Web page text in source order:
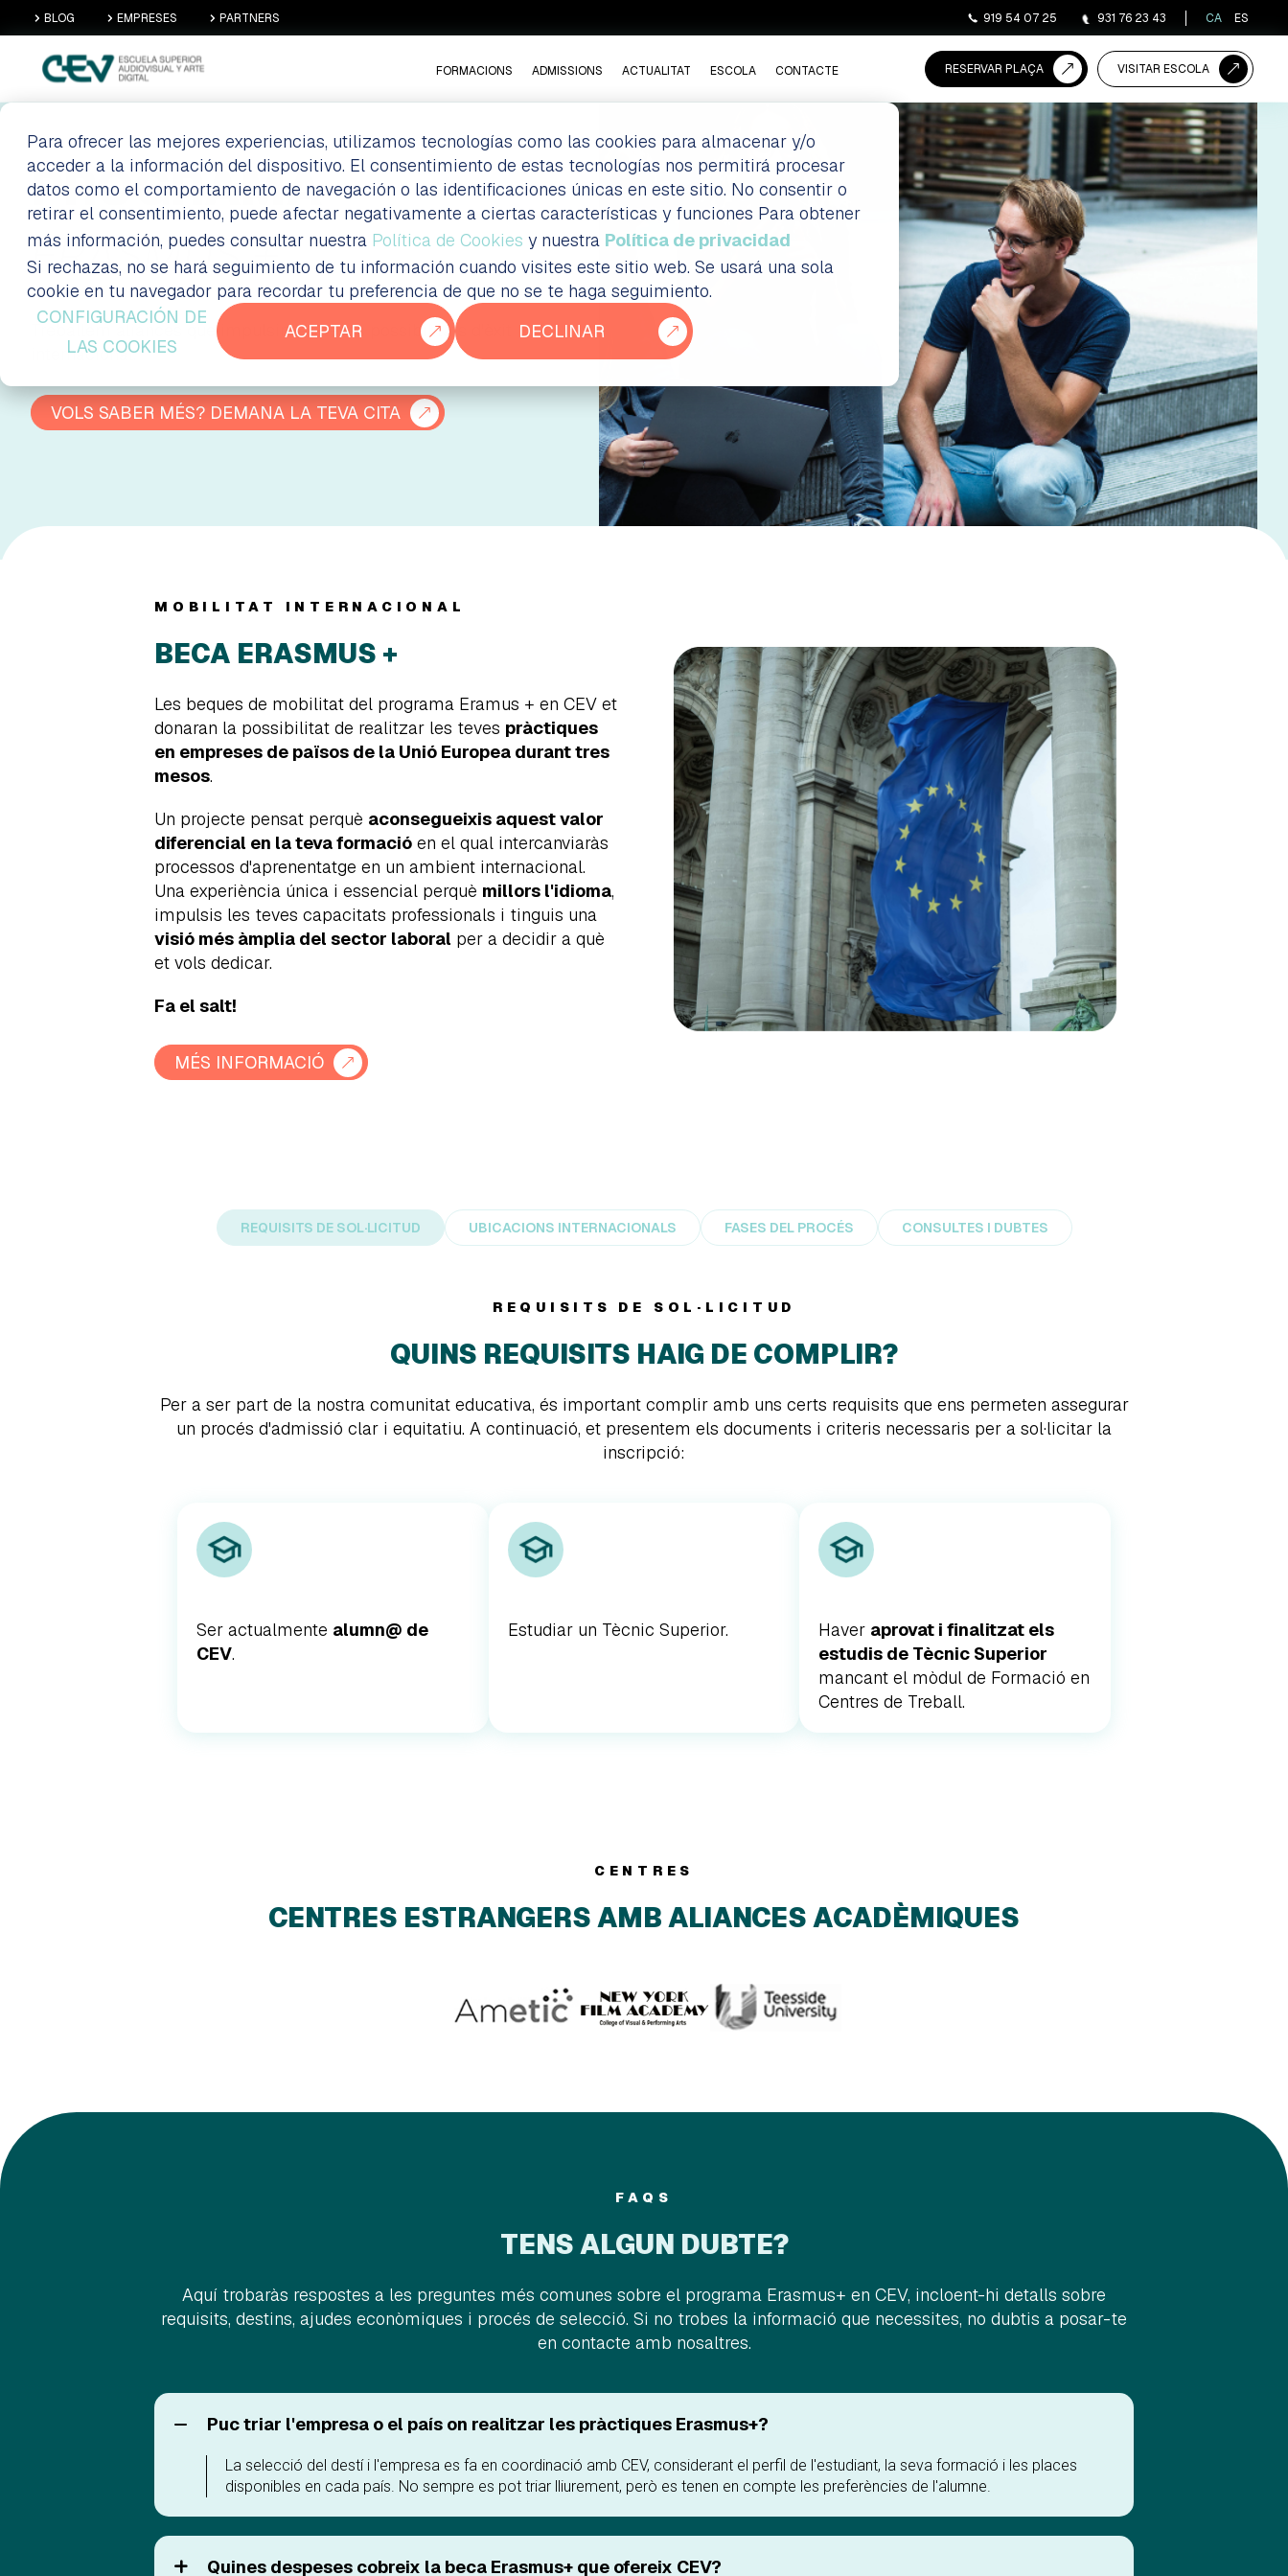
Para ofrecer las mejores experiencias, utilizamos tecnologías como las cookies para almacenar y/o
acceder a la información del dispositivo. El consentimiento de estas tecnologías nos permitirá procesar
datos como el comportamiento de navegación o las identificaciones únicas en este sitio. No consentir o
retirar el consentimiento, puede afectar negativamente a ciertas características y funciones Para obtener
más información, puedes consultar nuestra Política de Cookies y nuestra Política de privacidad
Si rechazas, no se hará seguimiento de tu información cuando visites este sitio web. Se usará una sola
cookie en tu navegador para recordar tu preferencia de que no se te haga seguimiento.
CONFIGURACIÓN DE
LAS COOKIES
ACEPTAR DECLINAR
BLOG EMPRESES PARTNERS 919 54 07 25 931 76 23 43 CA ES
FORMACIONS ADMISSIONS ACTUALITAT ESCOLA CONTACTE RESERVAR PLAÇA VISITAR ESCOLA
PROGRAMA
ERASMUS +
Treballem aliances que impulsin les teves possibilitats d'èxit
internacional.
VOLS SABER MÉS? DEMANA LA TEVA CITA
MOBILITAT INTERNACIONAL
BECA ERASMUS +
Les beques de mobilitat del programa Eramus + en CEV et
donaran la possibilitat de realitzar les teves pràctiques
en empreses de països de la Unió Europea durant tres
mesos.
Un projecte pensat perquè aconsegueixis aquest valor
diferencial en la teva formació en el qual intercanviaràs
processos d'aprenentatge en un ambient internacional.
Una experiència única i essencial perquè millors l'idioma,
impulsis les teves capacitats professionals i tinguis una
visió més àmplia del sector laboral per a decidir a què
et vols dedicar.
Fa el salt!
MÉS INFORMACIÓ
REQUISITS DE SOL·LICITUD UBICACIONS INTERNACIONALS FASES DEL PROCÉS CONSULTES I DUBTES
REQUISITS DE SOL·LICITUD
QUINS REQUISITS HAIG DE COMPLIR?
Per a ser part de la nostra comunitat educativa, és important complir amb uns certs requisits que ens permeten assegurar
un procés d'admissió clar i equitatiu. A continuació, et presentem els documents i criteris necessaris per a sol·licitar la
inscripció:
Ser actualmente alumn@ de
CEV.
Estudiar un Tècnic Superior. Haver aprovat i finalitzat els
estudis de Tècnic Superior
mancant el mòdul de Formació en
Centres de Treball.
CENTRES
CENTRES ESTRANGERS AMB ALIANCES ACADÈMIQUES
FAQS
TENS ALGUN DUBTE?
Aquí trobaràs respostes a les preguntes més comunes sobre el programa Erasmus+ en CEV, incloent-hi detalls sobre
requisits, destins, ajudes econòmiques i procés de selecció. Si no trobes la informació que necessites, no dubtis a posar-te
en contacte amb nosaltres.
Puc triar l'empresa o el país on realitzar les pràctiques Erasmus+?
La selecció del destí i l'empresa es fa en coordinació amb CEV, considerant el perfil de l'estudiant, la seva formació i les places
disponibles en cada país. No sempre es pot triar lliurement, però es tenen en compte les preferències de l'alumne.
Quines despeses cobreix la beca Erasmus+ que ofereix CEV?